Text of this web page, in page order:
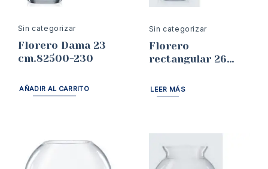
Sin categorizar
Florero Dama 23
cm.82500-230
AÑADIR AL CARRITO
Sin categorizar
Florero
rectangular 26
LEER MÁS